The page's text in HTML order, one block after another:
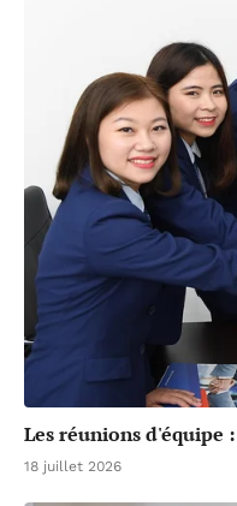
Les réunions d'équipe
18 juillet 2026